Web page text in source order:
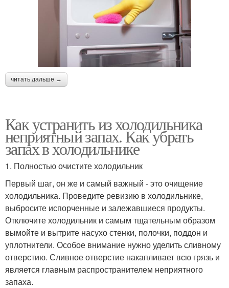
читать дальше →
Как устранить из холодильника
неприятный запах. Как убрать
запах в холодильнике
1. Полностью очистите холодильник
Первый шаг, он же и самый важный - это очищение
холодильника. Проведите ревизию в холодильнике,
выбросите испорченные и залежавшиеся продукты.
Отключите холодильник и самым тщательным образом
вымойте и вытрите насухо стенки, полочки, поддон и
уплотнители. Особое внимание нужно уделить сливному
отверстию. Сливное отверстие накапливает всю грязь и
является главным распространителем неприятного
запаха.